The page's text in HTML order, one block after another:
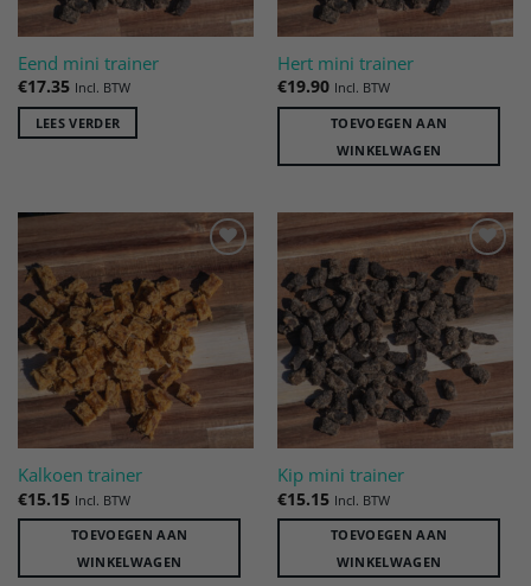
Eend mini trainer
€17.35 Incl. BTW
LEES VERDER
Hert mini trainer
€19.90 Incl. BTW
TOEVOEGEN AAN
WINKELWAGEN
Toevoegen
aan
verlanglijst
Kalkoen trainer
€15.15 Incl. BTW
TOEVOEGEN AAN
WINKELWAGEN
Toevoegen
aan
verlanglijst
Kip mini trainer
€15.15 Incl. BTW
TOEVOEGEN AAN
WINKELWAGEN